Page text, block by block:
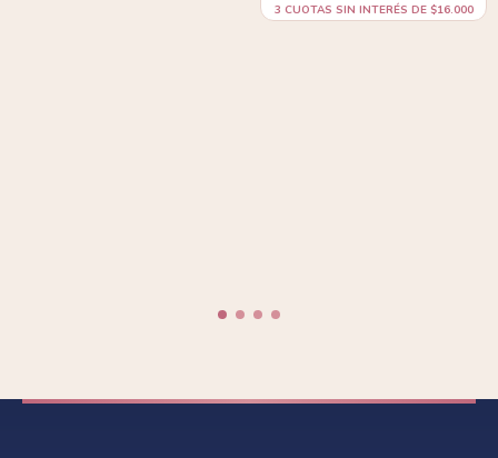
3 CUOTAS SIN INTERÉS DE $16.000